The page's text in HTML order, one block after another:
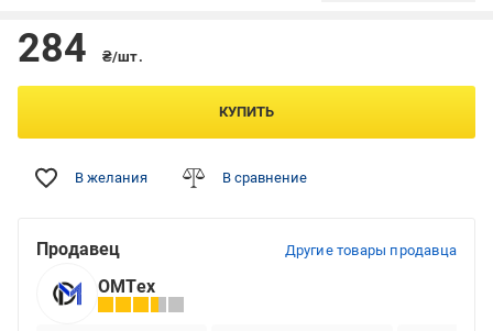
284 ₴/шт.
КУПИТЬ
В желания В сравнение
Продавец Другие товары продавца
ОМТех